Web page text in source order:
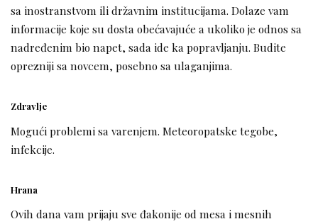
sa inostranstvom ili državnim institucijama. Dolaze vam
informacije koje su dosta obećavajuće a ukoliko je odnos sa
nadređenim bio napet, sada ide ka popravljanju. Budite
oprezniji sa novcem, posebno sa ulaganjima.
Zdravlje
Mogući problemi sa varenjem. Meteoropatske tegobe,
infekcije.
Hrana
Ovih dana vam prijaju sve đakonije od mesa i mesnih